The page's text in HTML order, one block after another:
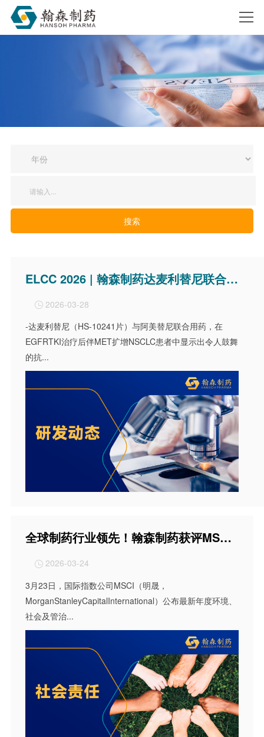
搜索
ELCC 2026 | 翰森制药达麦利替尼联合阿美替尼治疗EGFR TKI治疗后伴MET扩增的晚期NSCLC的Ib期研究结果发布
 2026-03-28
-达麦利替尼（HS-10241片）与阿美替尼联合用药，在
EGFRTKI治疗后伴MET扩增NSCLC患者中显示出令人鼓舞
的抗...
全球制药行业领先！翰森制药获评MSCI ESG最高AAA评级
 2026-03-24
3月23日，国际指数公司MSCI（明晟，
MorganStanleyCapitalInternational）公布最新年度环境、
社会及管治...